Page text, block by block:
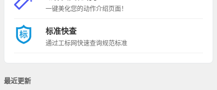
一键美化您的动作介绍页面！
标准快查
通过工标网快速查询规范标准
最近更新